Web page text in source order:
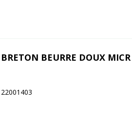
BEURRE DOUX MICR
22001403